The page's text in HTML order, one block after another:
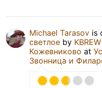
Michael Tarasov is
светлое by
Кожевниково at
Звонница и